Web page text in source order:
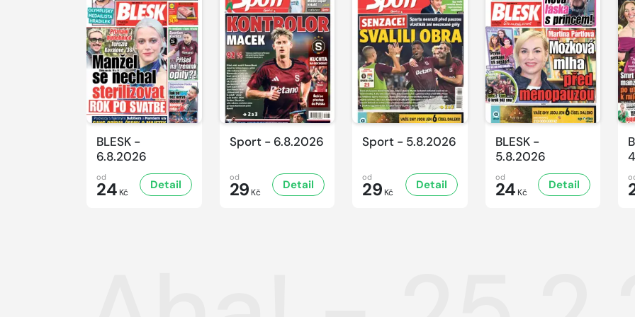
BLESK -
6.8.2026
od
24 Kč
Detail
Sport - 6.8.2026
od
29 Kč
Detail
Sport - 5.8.2026
od
29 Kč
Detail
BLESK -
5.8.2026
od
24 Kč
Detail